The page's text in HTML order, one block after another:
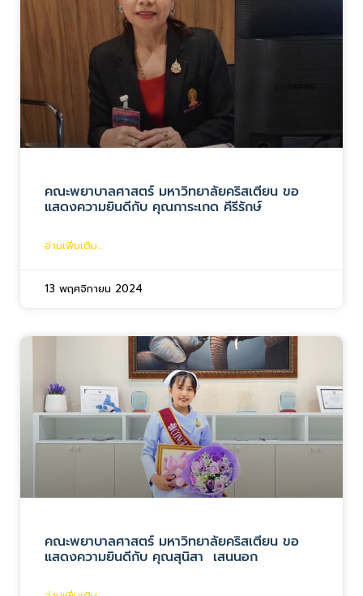
คณะพยาบาลศาสตร์ มหาวิทยาลัยคริสเตียน ขอ
แสดงความยินดีกับ คุณการะเกด คีรีรักษ์
อ่านเพิ่มเติม...
13 พฤศจิกายน 2024
คณะพยาบาลศาสตร์ มหาวิทยาลัยคริสเตียน ขอ
แสดงความยินดีกับ คุณสุนิสา เสนนอก